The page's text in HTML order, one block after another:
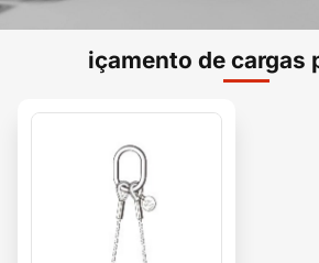
içamento de cargas